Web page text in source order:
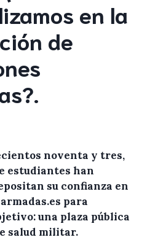
en la
de
?.
noventa y tres,
estudiantes han
su confianza en
para
una plaza pública
salud militar.